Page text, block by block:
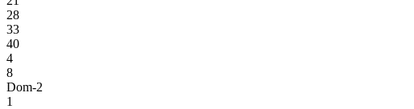
28
33
40
4
8
Dom-2
1